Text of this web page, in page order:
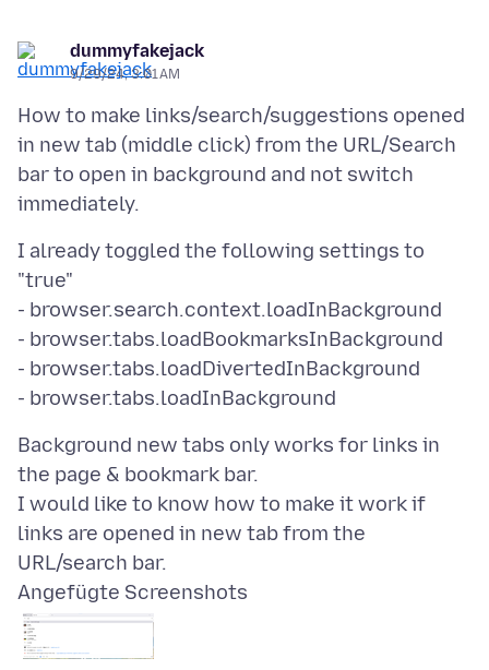
dummyfakejack
9/29/24, 3:01 AM
How to make links/search/suggestions opened
in new tab (middle click) from the URL/Search
bar to open in background and not switch
I already toggled the following settings to
"true"
- browser.search.context.loadInBackground
- browser.tabs.loadBookmarksInBackground
- browser.tabs.loadDivertedInBackground
Background new tabs only works for links in
the page & bookmark bar.
I would like to know how to make it work if
links are opened in new tab from the
Angefügte Screenshots